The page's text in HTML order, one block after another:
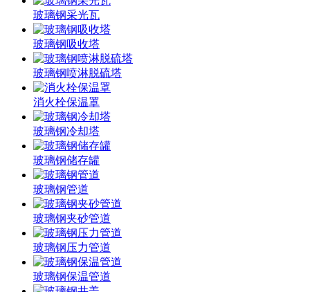
玻璃钢采光瓦
玻璃钢吸收塔
玻璃钢喷淋脱硫塔
消火栓保温罩
玻璃钢冷却塔
玻璃钢储存罐
玻璃钢管道
玻璃钢夹砂管道
玻璃钢压力管道
玻璃钢保温管道